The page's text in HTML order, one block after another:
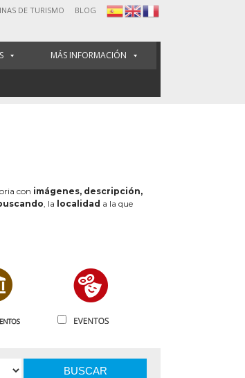
DE TURISMO BLOG
MÁS INFORMACIÓN
con imágenes, descripción,
, la localidad a la que
BUSCAR